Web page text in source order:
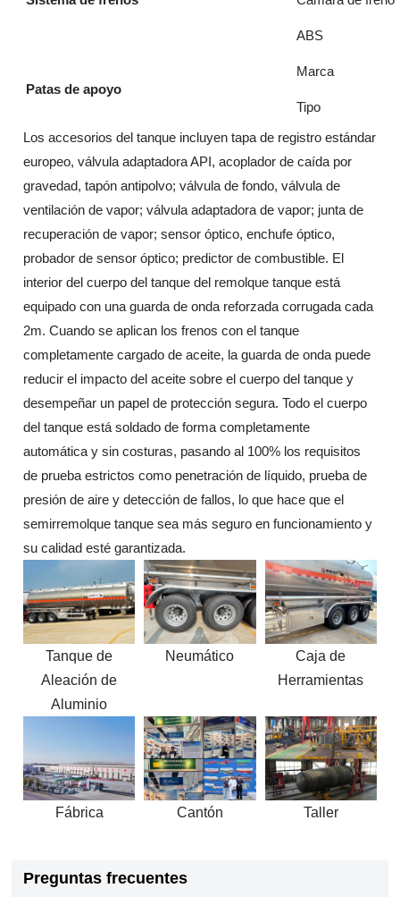
ABS
Patas de apoyo
Marca
Tipo
Los accesorios del tanque incluyen tapa de registro estándar
europeo, válvula adaptadora API, acoplador de caída por
gravedad, tapón antipolvo; válvula de fondo, válvula de
ventilación de vapor; válvula adaptadora de vapor; junta de
recuperación de vapor; sensor óptico, enchufe óptico,
probador de sensor óptico; predictor de combustible. El
interior del cuerpo del tanque del remolque tanque está
equipado con una guarda de onda reforzada corrugada cada
2m. Cuando se aplican los frenos con el tanque
completamente cargado de aceite, la guarda de onda puede
reducir el impacto del aceite sobre el cuerpo del tanque y
desempeñar un papel de protección segura. Todo el cuerpo
del tanque está soldado de forma completamente
automática y sin costuras, pasando al 100% los requisitos
de prueba estrictos como penetración de líquido, prueba de
presión de aire y detección de fallos, lo que hace que el
semirremolque tanque sea más seguro en funcionamiento y
su calidad esté garantizada.
Tanque de
Aleación de
Aluminio
Neumático
Caja de
Herramientas
Fábrica Cantón Taller
Preguntas frecuentes